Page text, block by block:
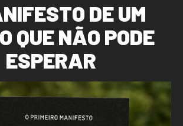
NIFESTO DEUM
QUENÃO PODE
ESPERAR